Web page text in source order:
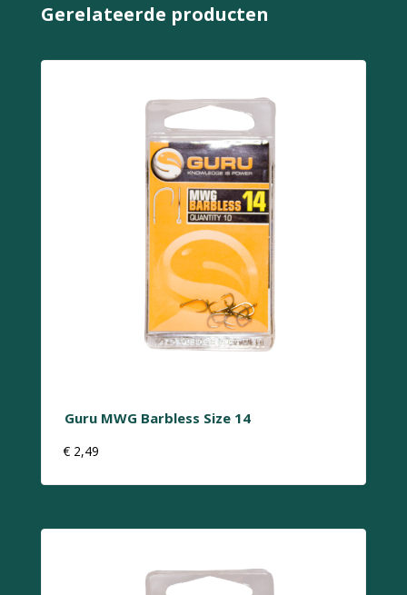
Gerelateerde producten
Guru MWG Barbless Size 14
€ 2,49